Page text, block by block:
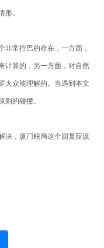
形。
非常拧巴的存在，一方面，
计算的，另一方面，对自然
大众能理解的。当遇到本文
则的碰撞。
决，厦门税局这个回复应该